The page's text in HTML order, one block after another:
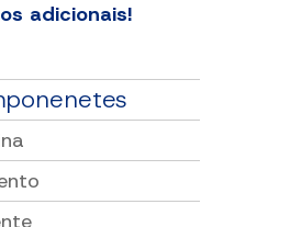
adicionais!